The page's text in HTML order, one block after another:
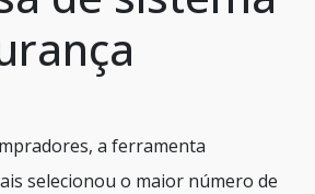
a ferramenta
selecionou o maior número de